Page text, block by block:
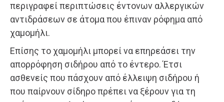
περιγραφεί περιπτώσεις έντονων αλλεργικών
αντιδράσεων σε άτομα που έπιναν ρόφημα από
χαμομήλι.
Επίσης το χαμομήλι μπορεί να επηρεάσει την
απορρόφηση σιδήρου από το έντερο. Έτσι
ασθενείς που πάσχουν από έλλειψη σιδήρου ή
που παίρνουν σίδηρο πρέπει να ξέρουν για τη